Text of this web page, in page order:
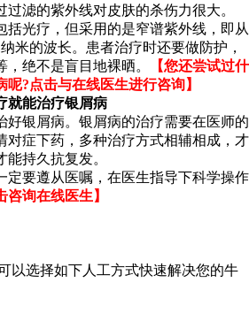
滤的紫外线对皮肤的杀伤力很大。
括光疗，但采用的是窄谱紫外线，即从
米的波长。患者治疗时还要做防护，
绝不是盲目地裸晒。
【您还尝试过什
?点击与在线医生进行咨询】
就能治疗银屑病
好银屑病。银屑病的治疗需要在医师的
对症下药，多种治疗方式相辅相成，才
持久抗复发。
定要遵从医嘱，在医生指导下科学操作
咨询在线医生】
以选择如下人工方式快速解决您的牛